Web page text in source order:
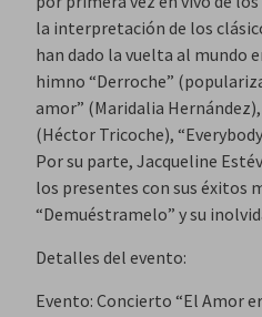
la interpretación de los
han dado la vuelta al mundo
himno “Derroche”
amor” (Maridalia Hernández),
(Héctor Tricoche),
​Por su parte, Jacqueline
los presentes con sus éxitos
“Demuéstramelo” y su
​Detalles del evento:
​Evento: Concierto “El Amor